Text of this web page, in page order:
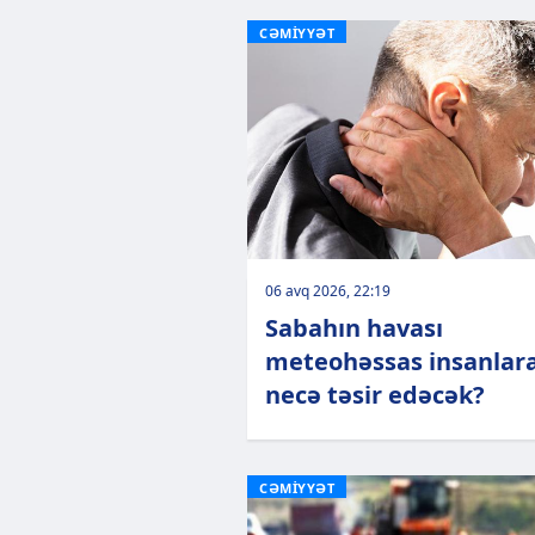
CƏMİYYƏT
06 avq 2026, 22:19
Sabahın havası
meteohəssas
necə təsir edəcək?
CƏMİYYƏT